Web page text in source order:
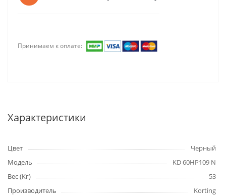
Принимаем к оплате:
Характеристики
Цвет
Черный
Модель
KD 60HP109 N
Вес (Кг)
53
Производитель
Korting